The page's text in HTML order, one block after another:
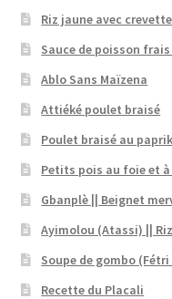
Riz jaune avec
Sauce de poisson
Ablo Sans Maïzena
Attiéké poulet braisé
Poulet braisé au
Petits pois au foie et
Gbanplè || Beignet
Ayimolou (Atassi) ||
Soupe de gombo
Recette du Placali